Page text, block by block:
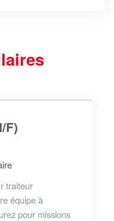
F)
traiteur
équipe à
pour missions